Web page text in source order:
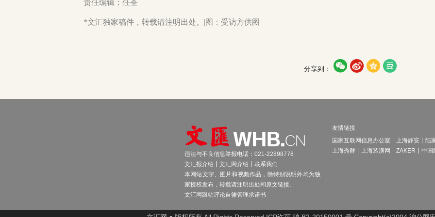
责任编辑：任荃
*文汇独家稿件，转载请注明出处。|图：受访方供图
分享到：    
违法与不良信息举报电话：021-22898778
文汇报介绍
文汇网介绍
联系我们
本网站文字、图片和视频作品，除特别说明外均为独
家授权发布，转载请注明出处和原文链接。
文汇网跟帖评论自律管理承诺书
友情链接
国家互联网信息办公室
上海静安
陆
上海秀群
上海装潢网 ZAKER 中国